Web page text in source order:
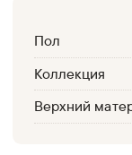
Пол
Коллекция
Верхний